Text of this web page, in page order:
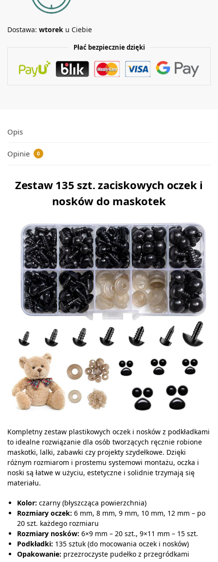
Dostawa: wtorek u Ciebie
Płać bezpiecznie dzięki
Opis
Opinie 0
Zestaw 135 szt. zaciskowych oczek i
nosków do maskotek
Kompletny zestaw plastikowych oczek i nosków z podkładkami
to idealne rozwiązanie dla osób tworzących ręcznie robione
maskotki, lalki, zabawki czy projekty szydełkowe. Dzięki
różnym rozmiarom i prostemu systemowi montażu, oczka i
noski są łatwe w użyciu, estetyczne i solidnie trzymają się
materiału.
Kolor: czarny (błyszcząca powierzchnia)
Rozmiary oczek: 6 mm, 8 mm, 9 mm, 10 mm, 12 mm – po
20 szt. każdego rozmiaru
Rozmiary nosków: 6×9 mm – 20 szt., 9×11 mm – 15 szt.
Podkładki: 135 sztuk (do mocowania oczek i nosków)
Opakowanie: przezroczyste pudełko z przegródkami